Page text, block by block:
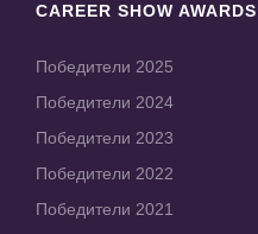
CAREER SHOW AWARDS
Победители 2025
Победители 2024
Победители 2023
Победители 2022
Победители 2021